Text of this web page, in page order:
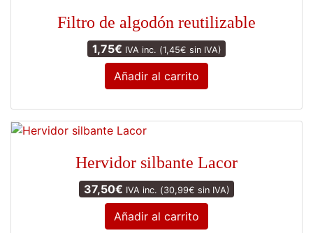
Filtro de algodón reutilizable
1,75€ IVA inc. (1,45€ sin IVA)
Añadir al carrito
Hervidor silbante Lacor
37,50€ IVA inc. (30,99€ sin IVA)
Añadir al carrito